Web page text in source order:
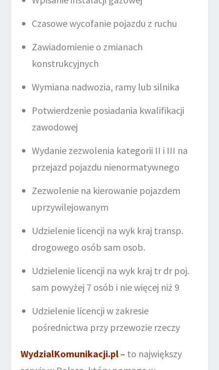
Czasowe wycofanie pojazdu z ruchu
Zawiadomienie o zmianach
konstrukcyjnych
Wymiana nadwozia, ramy lub silnika
Potwierdzenie posiadania kwalifikacji
zawodowej
Wydanie zezwolenia kategorii II i III na
przejazd pojazdu nienormatywnego
Zezwolenie na kierowanie pojazdem
uprzywilejowanym
Udzielenie licencji na wyk kraj transp.
drogowego osób sam osob.
Udzielenie licencji na wyk kraj tr dr poj.
sam powyżej 7 osób i nie więcej niż 9
Udzielenie licencji w zakresie
pośrednictwa przy przewozie rzeczy
WydzialKomunikacji.pl – to największy